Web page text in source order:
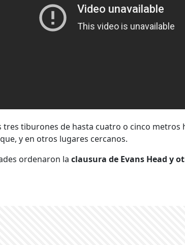
tres tiburones de hasta cuatro o cinco metros
y en otros lugares cercanos.
ordenaron la clausura de Evans Head y